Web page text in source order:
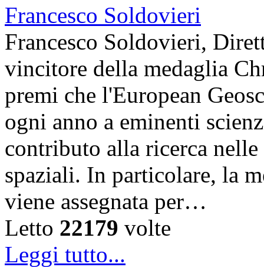
Francesco Soldovieri,
vincitore della medaglia
premi che l'European
ogni anno a eminenti
contributo alla ricerca nelle
spaziali. In particolare, la
viene assegnata per…
Letto 22179 volte
Leggi tutto...